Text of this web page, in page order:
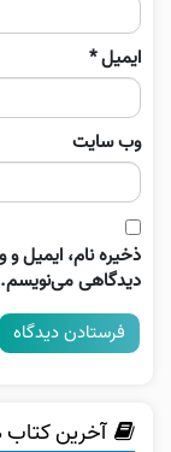
ایمیل*
وب‌ سایت
ذخیره نام، ایمیل و
دیدگاهی می‌نویسم.
آخرین کتاب